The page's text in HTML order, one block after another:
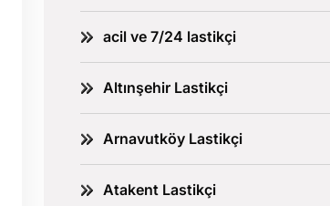
acil ve 7/24 lastikçi
Altınşehir Lastikçi
Arnavutköy Lastikçi
Atakent Lastikçi